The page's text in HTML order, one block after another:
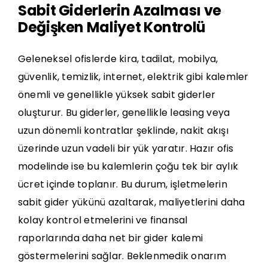
Sabit Giderlerin Azalması ve
Değişken Maliyet Kontrolü
Geleneksel ofislerde kira, tadilat, mobilya,
güvenlik, temizlik, internet, elektrik gibi kalemler
önemli ve genellikle yüksek sabit giderler
oluşturur. Bu giderler, genellikle leasing veya
uzun dönemli kontratlar şeklinde, nakit akışı
üzerinde uzun vadeli bir yük yaratır. Hazır ofis
modelinde ise bu kalemlerin çoğu tek bir aylık
ücret içinde toplanır. Bu durum, işletmelerin
sabit gider yükünü azaltarak, maliyetlerini daha
kolay kontrol etmelerini ve finansal
raporlarında daha net bir gider kalemi
göstermelerini sağlar. Beklenmedik onarım